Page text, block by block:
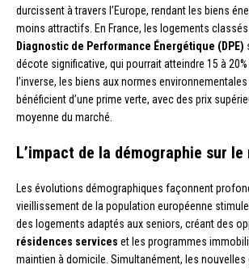
durcissent à travers l’Europe, rendant les biens
moins attractifs. En France, les logements classés
Diagnostic de Performance Énergétique (DPE)
décote significative, qui pourrait atteindre 15 à 20%
l’inverse, les biens aux normes
bénéficient d’une prime verte, avec des prix
moyenne du marché.
L’impact de la démographie sur le
Les évolutions démographiques façonnent
vieillissement de la population européenne
des logements adaptés aux seniors, créant des
résidences services et les programmes
maintien à domicile. Simultanément, les nouvelles